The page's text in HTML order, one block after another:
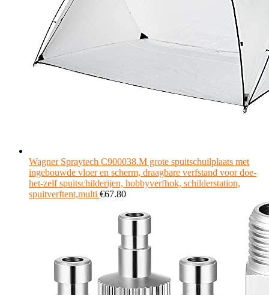
Wagner Spraytech C900038.M grote spuitschuilplaats met
ingebouwde vloer en scherm, draagbare verfstand voor doe-
het-zelf spuitschilderijen, hobbyverfhok, schilderstation,
spuitverftent,multi €67.80